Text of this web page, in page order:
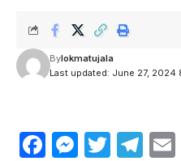
Last updated: June 27, 2024
Bylokmatujala
Facebook